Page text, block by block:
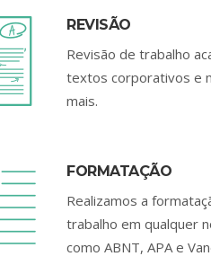
REVISÃO
Revisão de trabalho
textos corporativos e
mais.
FORMATAÇÃO
Realizamos a
trabalho em qualquer
como ABNT, APA e